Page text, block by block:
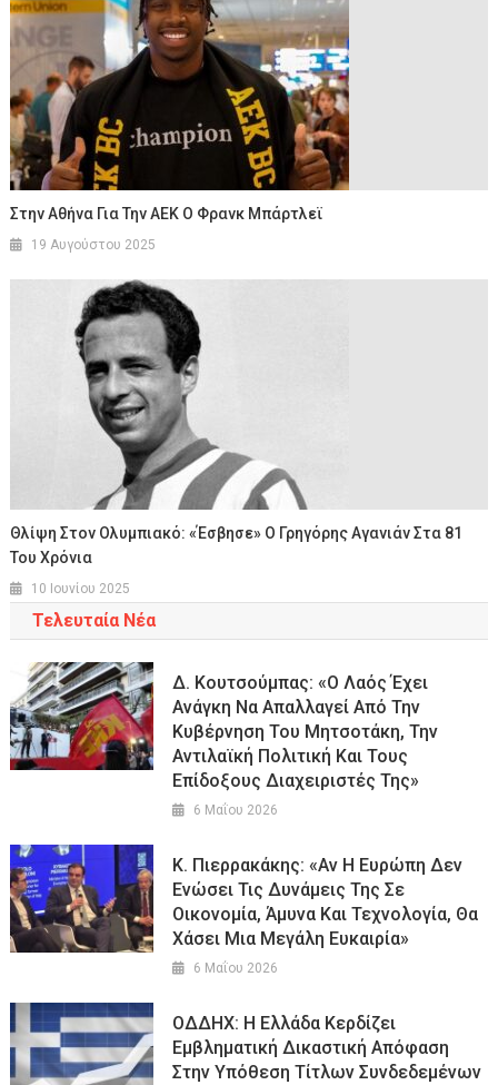
Στην Αθήνα Για Την ΑΕΚ Ο Φρανκ Μπάρτλεϊ
19 Αυγούστου 2025
Θλίψη Στον Ολυμπιακό: «Έσβησε» Ο Γρηγόρης Αγανιάν Στα 81
Του Χρόνια
10 Ιουνίου 2025
Τελευταία Νέα
Δ. Κουτσούμπας: «Ο Λαός Έχει
Ανάγκη Να Απαλλαγεί Από Την
Κυβέρνηση Του Μητσοτάκη, Την
Αντιλαϊκή Πολιτική Και Τους
Επίδοξους Διαχειριστές Της»
6 Μαΐου 2026
Κ. Πιερρακάκης: «Αν Η Ευρώπη Δεν
Ενώσει Τις Δυνάμεις Της Σε
Οικονομία, Άμυνα Και Τεχνολογία, Θα
Χάσει Μια Μεγάλη Ευκαιρία»
6 Μαΐου 2026
ΟΔΔΗΧ: Η Ελλάδα Κερδίζει
Εμβληματική Δικαστική Απόφαση
Στην Υπόθεση Τίτλων Συνδεδεμένων